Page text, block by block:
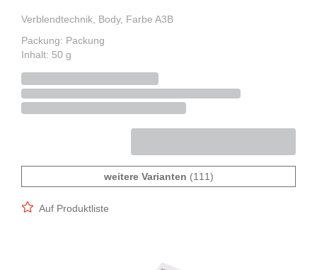
Verblendtechnik, Body, Farbe A3B
Packung: Packung
Inhalt: 50 g
weitere Varianten (111)
Auf Produktliste